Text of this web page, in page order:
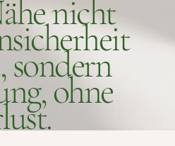
nicht
sondern
ohne